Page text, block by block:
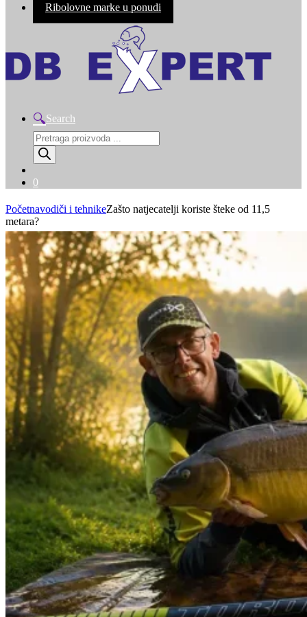
Ribolovne marke u ponudi
Search
Products
search
0
Početnavodiči i tehnikeZašto natjecatelji koriste šteke od 11,5
metara?